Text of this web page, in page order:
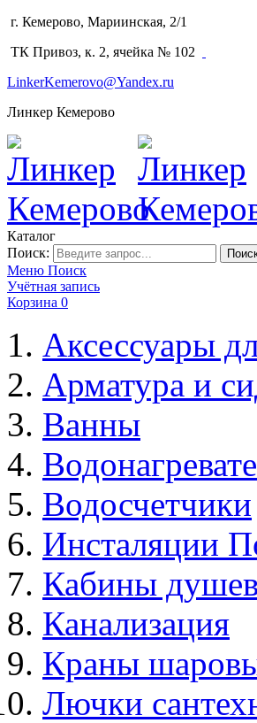
г. Кемерово, Мариинская, 2/1
ТК Привоз, к. 2, ячейка № 102
LinkerKemerovo@Yandex.ru
Линкер Кемерово
Каталог
Поиск:
Меню Поиск
Учётная запись
Корзина 0
Аксессуары
Арматура и
Ванны
Водосчетчики
Инсталяции
Кабины
Канализация
Краны
Лючки